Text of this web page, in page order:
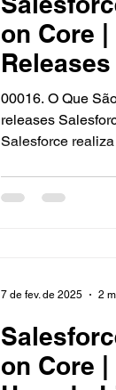
on Core |
00016. O Que São
releases
Salesforce
on Core
7 de fev. de 2025 2